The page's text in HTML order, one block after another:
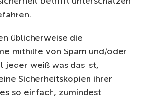
üblicherweise die
mithilfe von Spam und/oder
jeder weiß was das ist,
Sicherheitskopien ihrer
so einfach, zumindest